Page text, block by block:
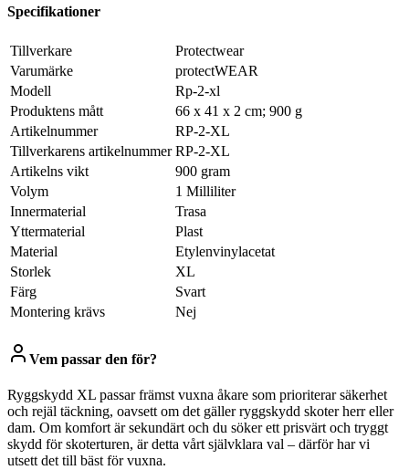
Specifikationer
Tillverkare
‎Protectwear
Varumärke
‎protectWEAR
Modell
‎Rp-2-xl
Produktens mått
‎66 x 41 x 2 cm; 900 g
Artikelnummer
‎RP-2-XL
Tillverkarens artikelnummer ‎RP-2-XL
Artikelns vikt
‎900 gram
Volym
‎1 Milliliter
Innermaterial
‎Trasa
Yttermaterial
‎Plast
Material
‎Etylenvinylacetat
Storlek
‎XL
Färg
‎Svart
Montering krävs
‎Nej
Vem passar den för?
Ryggskydd XL passar främst vuxna åkare som prioriterar säkerhet
och rejäl täckning, oavsett om det gäller ryggskydd skoter herr eller
dam. Om komfort är sekundärt och du söker ett prisvärt och tryggt
skydd för skoterturen, är detta vårt självklara val – därför har vi
utsett det till bäst för vuxna.